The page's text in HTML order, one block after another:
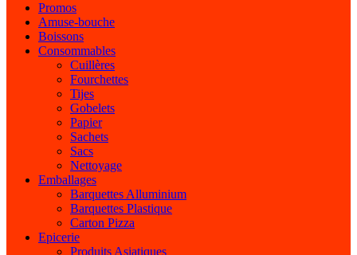
Promos
Amuse-bouche
Boissons
Consommables
Cuillères
Fourchettes
Tijes
Gobelets
Papier
Sachets
Sacs
Nettoyage
Emballages
Barquettes Alluminium
Barquettes Plastique
Carton Pizza
Epicerie
Produits Asiatiques